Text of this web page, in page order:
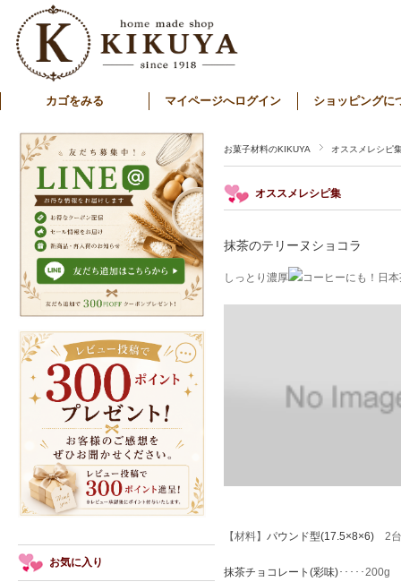
カゴをみる マイページへログイン ショッピングに
お菓子材料のKIKUYA オススメレシピ
オススメレシピ集
抹茶のテリーヌショコラ
しっとり濃厚 コーヒーにも！日
【材料】 パウンド型(17.5×8×6) 2
抹茶チョコレート(彩味)･････200g
お気に入り